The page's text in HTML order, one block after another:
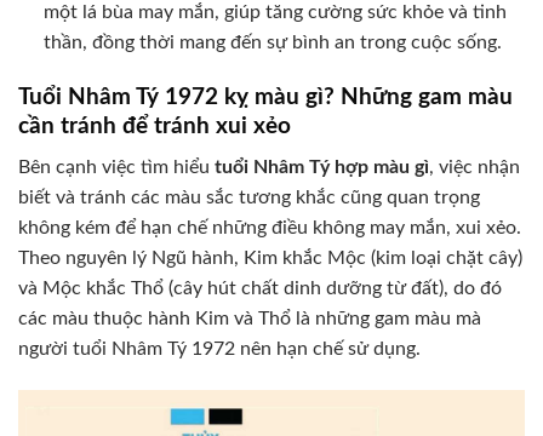
một lá bùa may mắn, giúp tăng cường sức khỏe và tinh
thần, đồng thời mang đến sự bình an trong cuộc sống.
Tuổi Nhâm Tý 1972 kỵ màu gì? Những gam màu
cần tránh để tránh xui xẻo
Bên cạnh việc tìm hiểu tuổi Nhâm Tý hợp màu gì, việc nhận
biết và tránh các màu sắc tương khắc cũng quan trọng
không kém để hạn chế những điều không may mắn, xui xẻo.
Theo nguyên lý Ngũ hành, Kim khắc Mộc (kim loại chặt cây)
và Mộc khắc Thổ (cây hút chất dinh dưỡng từ đất), do đó
các màu thuộc hành Kim và Thổ là những gam màu mà
người tuổi Nhâm Tý 1972 nên hạn chế sử dụng.